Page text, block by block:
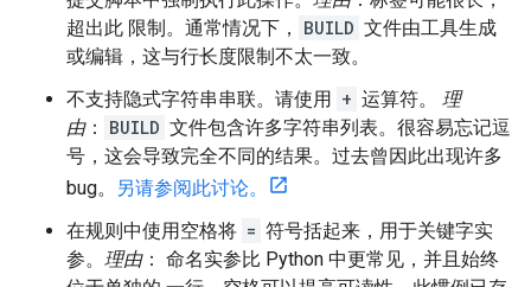
超出此 限制。通常情况下，
BUILD 文件由工具生成
或编辑，这与行长度限制不太一致。
不支持隐式字符串串联。请使用 + 运算符。 理
由： BUILD 文件包含许多字符串列表。很容易忘记逗
号，这会导致完全不同的结果。过去曾因此出现许多
bug。
另请参阅此讨论。
在规则中使用空格将 = 符号括起来，用于关键字实
参。 理由： 命名实参比 Python 中更常见，并且始终